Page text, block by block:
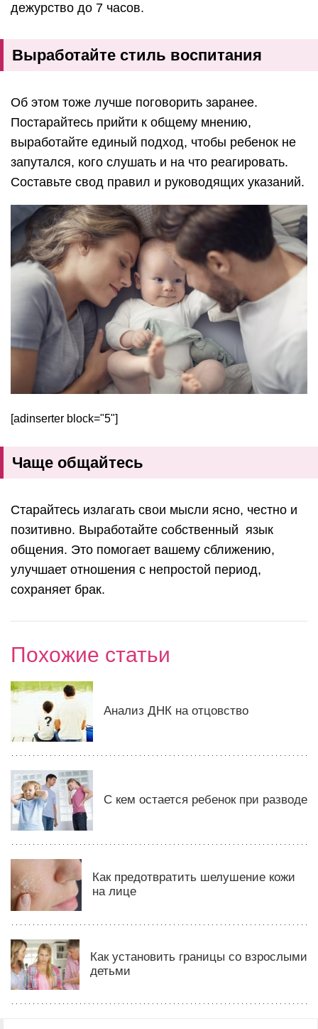
дежурство до 7 часов.
Выработайте стиль воспитания
Об этом тоже лучше поговорить заранее.
Постарайтесь прийти к общему мнению,
выработайте единый подход, чтобы ребенок не
запутался, кого слушать и на что реагировать.
Составьте свод правил и руководящих указаний.
[adinserter block="5"]
Чаще общайтесь
Старайтесь излагать свои мысли ясно, честно и
позитивно. Выработайте собственный язык
общения. Это помогает вашему сближению,
улучшает отношения с непростой период,
сохраняет брак.
Похожие статьи
Анализ ДНК на отцовство
C кем остается ребенок при разводе
Как предотвратить шелушение кожи
на лице
Как установить границы со взрослыми
детьми